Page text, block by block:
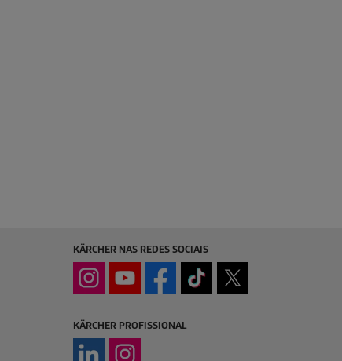
KÄRCHER NAS REDES SOCIAIS
KÄRCHER PROFISSIONAL